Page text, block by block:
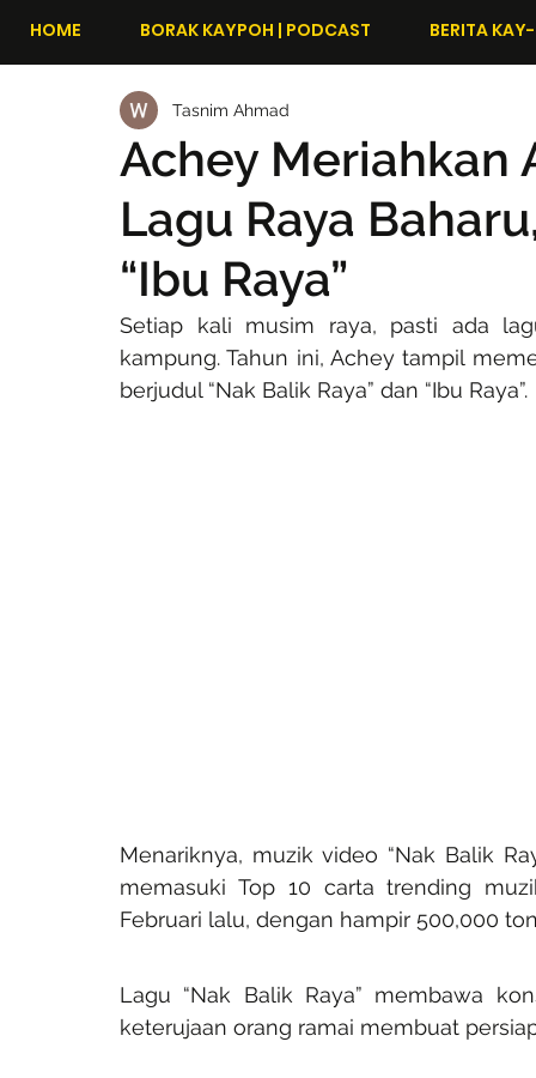
HOME BORAK KAYPOH | PODCAST BERITA
Achey Meriahkan
Lagu Raya
“Ibu Raya”
Tasnim Ahmad
Setiap kali musim raya, pasti ada
kampung. Tahun ini, Achey tampil
berjudul “Nak Balik Raya” dan “Ibu Raya”.
Menariknya, muzik video “Nak Balik
memasuki Top 10 carta trending
Februari lalu, dengan hampir 500,000
Lagu “Nak Balik Raya” membawa
keterujaan orang ramai membuat